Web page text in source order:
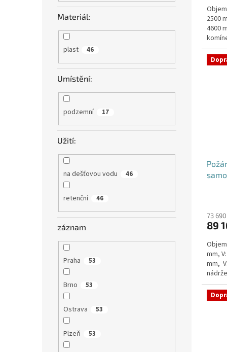
Materiál:
plast 46
Umístění:
podzemní 17
Užití:
na dešťovou vodu 46
retenční 46
záznam
Praha 53
Brno 53
Ostrava 53
Plzeň 53
z
5
2500
4600
73
89
mm,
mm,
nádrž